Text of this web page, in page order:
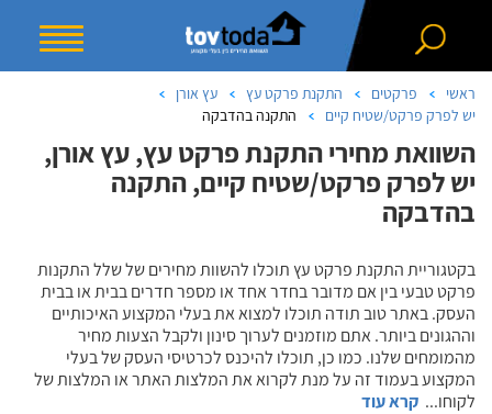
ראשי פרקטים התקנת פרקט עץ
עץ אורן
יש לפרק פרקט/שטיח קיים
התקנה בהדבקה
השוואת מחירי התקנת פרקט עץ, עץ אורן,
יש לפרק פרקט/שטיח קיים, התקנה
בהדבקה
בקטגוריית התקנת פרקט עץ תוכלו להשוות מחירים של שלל התקנות
פרקט טבעי בין אם מדובר בחדר אחד או מספר חדרים בבית או בבית
העסק. באתר טוב תודה תוכלו למצוא את בעלי המקצוע האיכותיים
וההגונים ביותר. אתם מוזמנים לערוך סינון ולקבל הצעות מחיר
מהמומחים שלנו. כמו כן, תוכלו להיכנס לכרטיסי העסק של בעלי
המקצוע בעמוד זה על מנת לקרוא את המלצות האתר או המלצות של
לקוחו... קרא עוד